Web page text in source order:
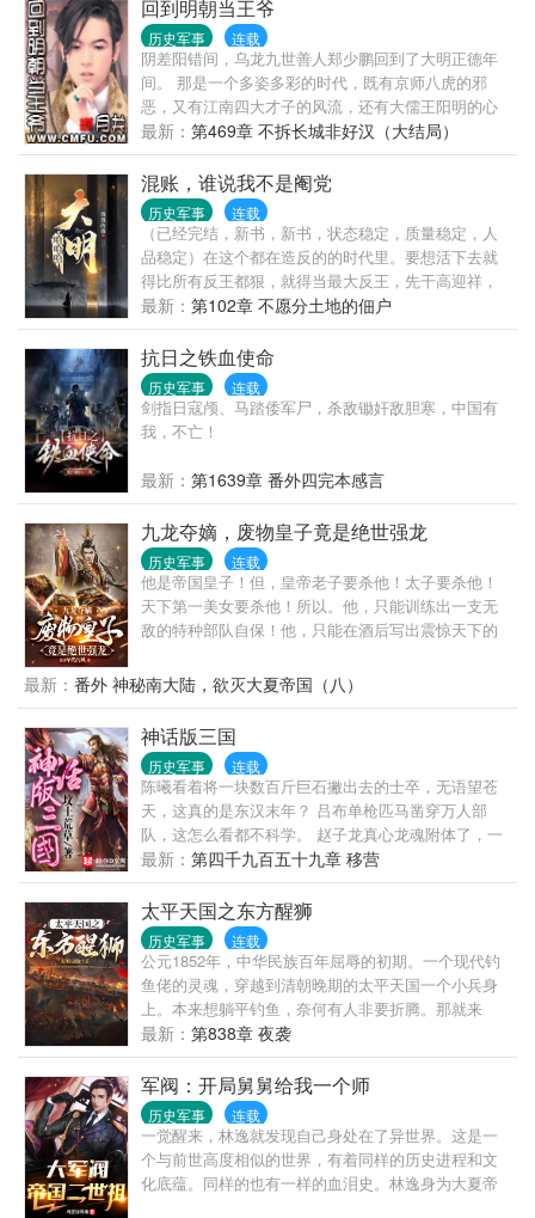
是一场一个人对抗一个时代的战争！......
回到明朝当王爷
历史军事 连载
阴差阳错间，乌龙九世善人郑少鹏回到了大明正德年
间。 那是一个多姿多彩的时代，既有京师八虎的邪
恶，又有江南四大才子的风流，还有大儒王阳明的心
学，再加上荒诞不经的正德皇帝朱厚照。浑浑噩噩中
踏进这个世界的主角，不得不为了自己的命运，周旋
在这形形色色的人物之中。 东厂、西厂、内厂、外
最新： 第469章 不拆长城非好汉（大结局）
混账，谁说我不是阉党
历史军事 连载
（已经完结，新书，新书，状态稳定，质量稳定，人
品稳定）在这个都在造反的的时代里。要想活下去就
得比所有反王都狠，就得当最大反王，先干高迎祥，
再干张献忠，干完了李自成，直接干八旗。奴儿，你
们的皇帝回来了。
最新： 第102章 不愿分土地的佃户
抗日之铁血使命
历史军事 连载
剑指日寇颅、马踏倭军尸，杀敌锄奸敌胆寒，中国有
我，不亡！
最新： 第1639章 番外四完本感言
九龙夺嫡，废物皇子竟是绝世强龙
历史军事 连载
他是帝国皇子！但，皇帝老子要杀他！太子要杀他！
天下第一美女要杀他！所以。他，只能训练出一支无
敌的特种部队自保！他，只能在酒后写出震惊天下的
让四方能臣武将皆来投！就这样，他引得天下美人心
生爱慕！众问：“你这么优秀，当皇帝否？”......已有
300多万字的精品小说，请放心追更！
最新： 番外 神秘南大陆，欲灭大夏帝国（八）
神话版三国
历史军事 连载
陈曦看着将一块数百斤巨石撇出去的士卒，无语望苍
天，这真的是东汉末年？ 吕布单枪匹马凿穿万人部
队，这怎么看都不科学。 赵子龙真心龙魂附体了，一
剑断山，这真的是人？ 典韦单人护着曹操杀出敌营，
顺手宰了对面数千步骑，这战斗力爆表了吧！ 这是不
是哪里有些不对啊，陈曦顺手摸了一把鹅毛扇挥了一
下，狂风大作，叹了一口气，“这是神话吧，我自己都
不正常了。”
最新： 第四千九百五十九章 移营
太平天国之东方醒狮
历史军事 连载
公元1852年，中华民族百年屈辱的初期。一个现代钓
鱼佬的灵魂，穿越到清朝晚期的太平天国一个小兵身
上。本来想躺平钓鱼，奈何有人非要折腾。那就来
吧！?洪秀全还在装神弄鬼搞拜上帝教，他直接成立科
学院，把洪天王的天父论按在地上摩擦。?清军还在用
抬枪土炮，他的西军已端着后装线膛枪高唱。?曾国藩
写家书感慨"此贼通晓格物"，李鸿章哀嚎"洋大人的火
枪火炮，竟不如贼军！"?抢在明治维新前，用大炮轰
开江户湾：“小日子过得不错的家伙，摆正你千年小弟
的位置！”?西伯利亚铁路刚动工，东北野战军已插旗贝
加尔湖："毛熊，这地儿自古以来姓中。"?伦敦报纸头
最新： 第838章 夜袭
军阀：开局舅舅给我一个师
历史军事 连载
一觉醒来，林逸就发现自己身处在了异世界。这是一
个与前世高度相似的世界，有着同样的历史进程和文
化底蕴。同样的也有一样的血泪史。林逸身为大夏帝